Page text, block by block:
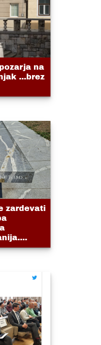
na
...brez
zardevati